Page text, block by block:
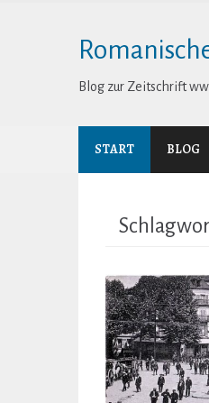
Blog zur Zeitschrift
START BLOG